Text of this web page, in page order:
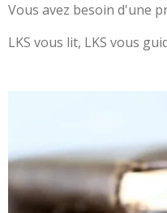
Vous avez besoin d'une
LKS vous lit, LKS vous